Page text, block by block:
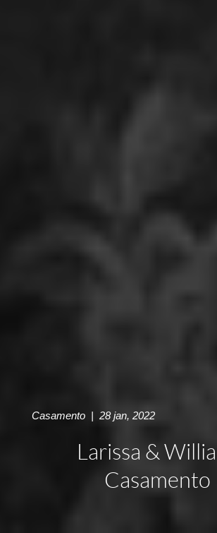
Casamento| 28 jan, 2022
Larissa &
Casamento